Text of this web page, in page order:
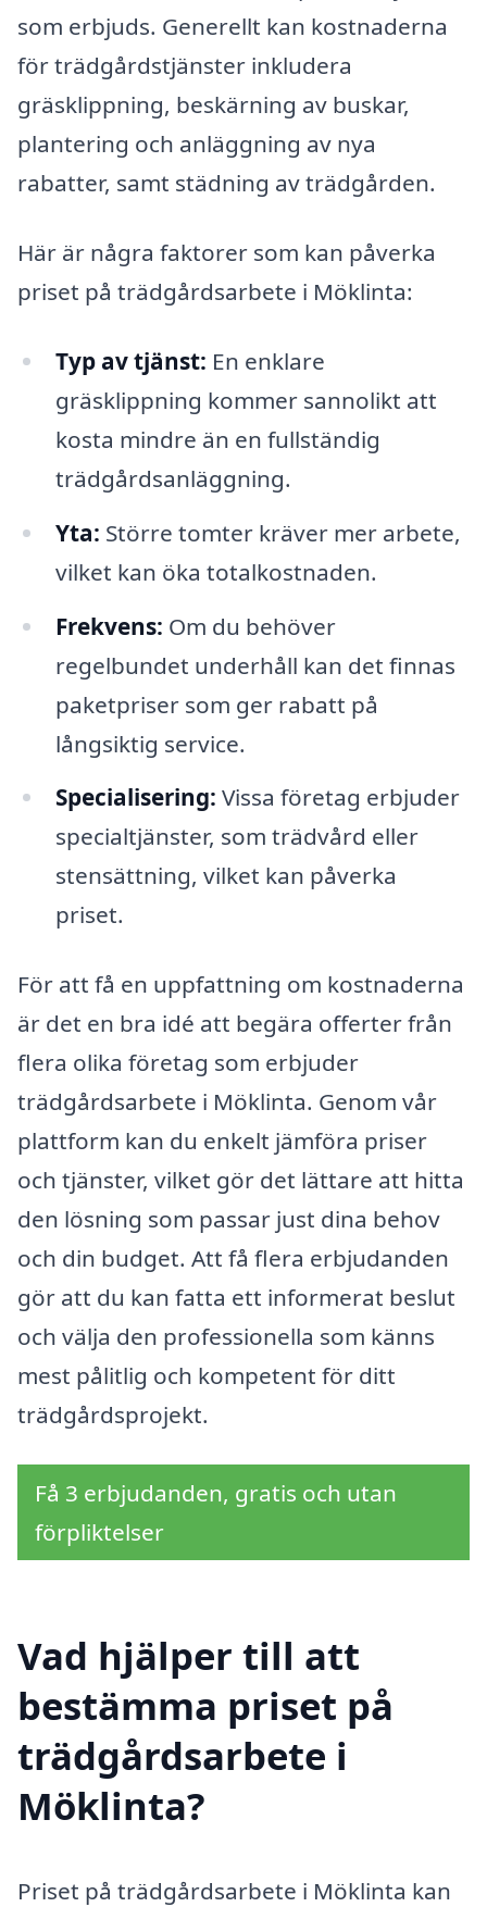
som erbjuds. Generellt kan kostnaderna
för trädgårdstjänster inkludera
gräsklippning, beskärning av buskar,
plantering och anläggning av nya
rabatter, samt städning av trädgården.
Här är några faktorer som kan påverka
priset på trädgårdsarbete i Möklinta:
Typ av tjänst: En enklare
gräsklippning kommer sannolikt att
kosta mindre än en fullständig
trädgårdsanläggning.
Yta: Större tomter kräver mer arbete,
vilket kan öka totalkostnaden.
Frekvens: Om du behöver
regelbundet underhåll kan det finnas
paketpriser som ger rabatt på
långsiktig service.
Specialisering: Vissa företag erbjuder
specialtjänster, som trädvård eller
stensättning, vilket kan påverka
priset.
För att få en uppfattning om kostnaderna
är det en bra idé att begära offerter från
flera olika företag som erbjuder
trädgårdsarbete i Möklinta. Genom vår
plattform kan du enkelt jämföra priser
och tjänster, vilket gör det lättare att hitta
den lösning som passar just dina behov
och din budget. Att få flera erbjudanden
gör att du kan fatta ett informerat beslut
och välja den professionella som känns
mest pålitlig och kompetent för ditt
trädgårdsprojekt.
Få 3 erbjudanden, gratis och utan
förpliktelser
Vad hjälper till att
bestämma priset på
trädgårdsarbete i
Möklinta?
Priset på trädgårdsarbete i Möklinta kan